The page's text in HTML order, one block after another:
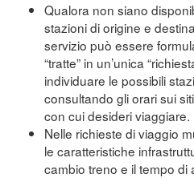
Qualora non siano
stazioni di origine e
servizio può essere
“tratte” in un’unica
individuare le possibili
consultando gli orari sui
con cui desideri viaggiare.
Nelle richieste di viaggio
le caratteristiche
cambio treno e il tempo di